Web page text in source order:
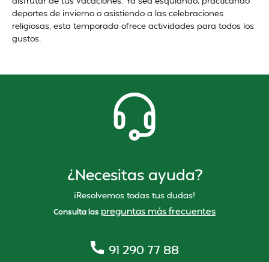
deportes de invierno o asistiendo a las celebraciones
religiosas, esta temporada ofrece actividades para todos los
gustos.
¿Necesitas ayuda?
¡Resolvemos todas tus dudas!
Consulta las preguntas más frecuentes
91 290 77 88